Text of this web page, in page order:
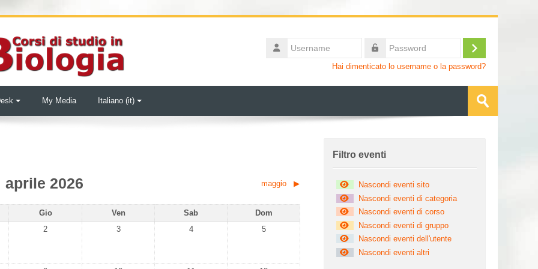
Username
Login
Hai dimenticato lo username o la password?
My Media Italiano ‎(it)‎
Invia
aprile 2026 maggio ▶︎
Giovedì
Gio Venerdì
Ven Sabato
Sab Domenica
Dom
mercoledì 1 aprile
Nessun evento, giovedì 2 aprile
2 Nessun evento, venerdì 3 aprile
3 Nessun evento, sabato 4 aprile
4 Nessun evento, domenica 5 aprile
5
Filtro eventi
Nascondi eventi sito
Nascondi eventi di categoria
Nascondi eventi di corso
Nascondi eventi di gruppo
Nascondi eventi dell'utente
Nascondi eventi altri